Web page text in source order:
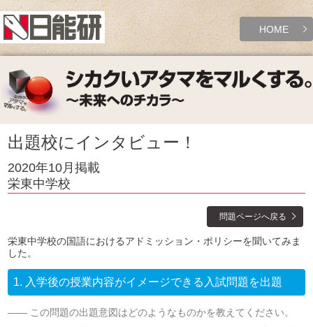
HOME
出題校にインタビュー！
2020年10月掲載
栄東中学校
問題ページへ戻る
栄東中学校の国語におけるアドミッション・ポリシーを聞いてみま
した。
1. 入学後の授業内容がイメージできる入試問題を出題
この問題の出題意図はどのようなものかを教えてください。